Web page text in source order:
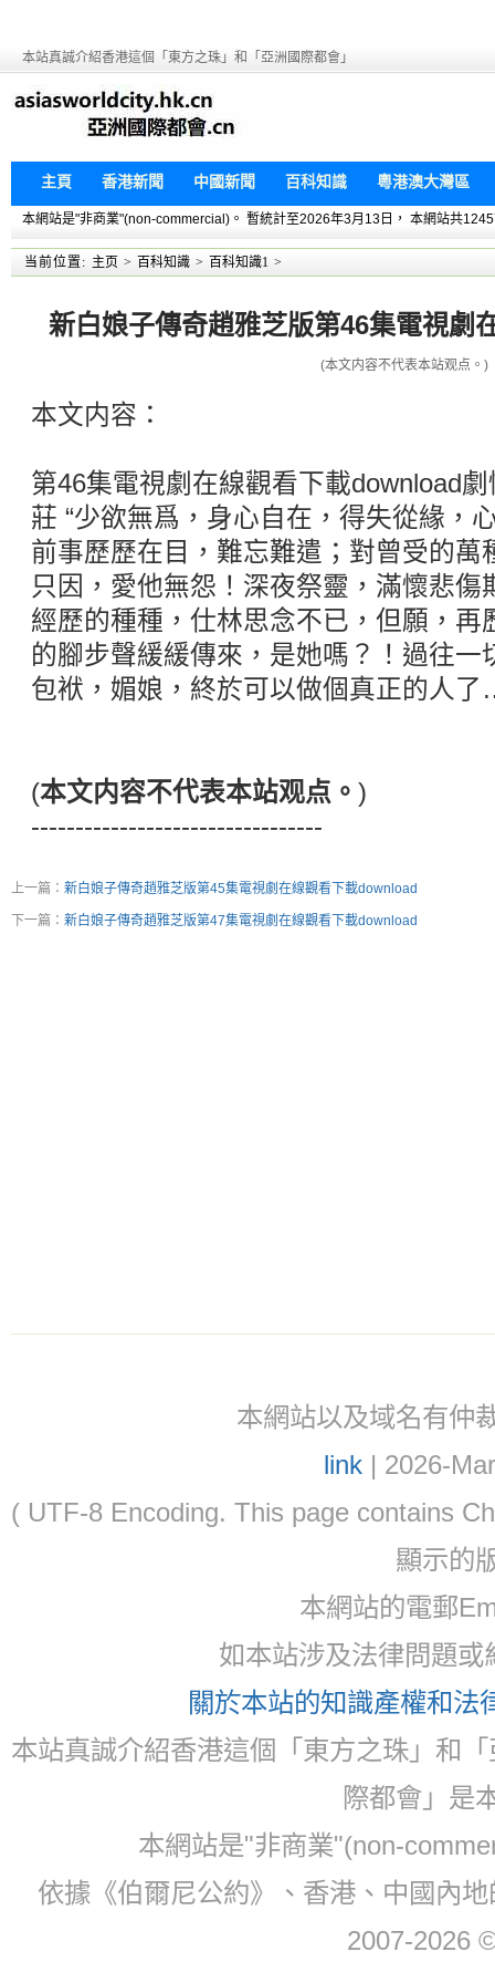
本站真誠介紹香港這個「東方之珠」和「亞洲國際都會」
主頁 香港新聞 中國新聞 百科知識 粵港澳大灣區
本網站是"非商業"(non-commercial)。 暫統計至2026年3月13日， 本網站共
当前位置: 主页 > 百科知識 > 百科知識1 >
新白娘子傳奇趙雅芝版第46集電視劇
(本文内容不代表本站观点。)
本文内容：
第46集電視劇在線觀看下載download
莊 “少欲無爲，身心自在，得失從緣
前事歷歷在目，難忘難遣；對曾受的萬
只因，愛他無怨！深夜祭靈，滿懷悲傷
經歷的種種，仕林思念不已，但願，再
的腳步聲緩緩傳來，是她嗎？！過往一
包袱，媚娘，終於可以做個真正的人
(本文内容不代表本站观点。 )
---------------------------------
上一篇： 新白娘子傳奇趙雅芝版第45集電視劇在線觀看下載download
下一篇： 新白娘子傳奇趙雅芝版第47集電視劇在線觀看下載download
本網站以及域名有仲
link| 2026-
( UTF-8 Encoding. This page contains
顯示的
本網站的電郵
如本站涉及法律問題
關於本站的知識產權和法
本站真誠介紹香港這個「東方之珠」和
際都會」是
本網站是"非商業"(non-
依據《伯爾尼公約》、香港、中國內
2007-2026